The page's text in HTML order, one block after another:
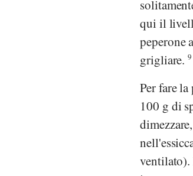
qui il
peperone
grigliare.9
Per fare
100 g di
ventilato).